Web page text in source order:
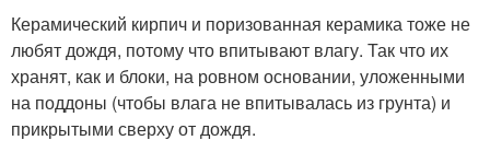
Керамический кирпич и поризованная керамика тоже не
любят дождя, потому что впитывают влагу. Так что их
хранят, как и блоки, на ровном основании, уложенными
на поддоны (чтобы влага не впитывалась из грунта) и
прикрытыми сверху от дождя.